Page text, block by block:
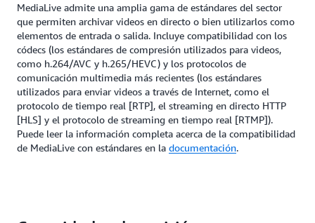
MediaLive admite una amplia gama de estándares del sector
que permiten archivar videos en directo o bien utilizarlos como
elementos de entrada o salida. Incluye compatibilidad con los
códecs (los estándares de compresión utilizados para videos,
como h.264/AVC y h.265/HEVC) y los protocolos de
comunicación multimedia más recientes (los estándares
utilizados para enviar videos a través de Internet, como el
protocolo de tiempo real [RTP], el streaming en directo HTTP
[HLS] y el protocolo de streaming en tiempo real [RTMP]).
Puede leer la información completa acerca de la compatibilidad
de MediaLive con estándares en la documentación.